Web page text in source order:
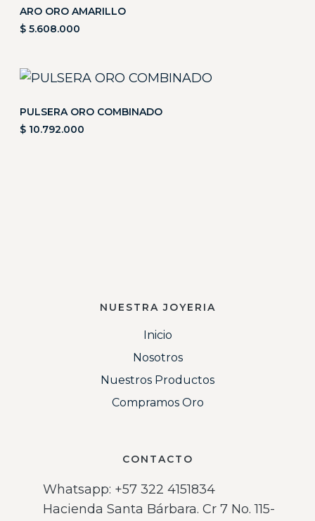
ARO ORO AMARILLO
$ 5.608.000
PULSERA ORO COMBINADO
$ 10.792.000
NUESTRA JOYERIA
Inicio
Nosotros
Nuestros Productos
Compramos Oro
CONTACTO
Whatsapp: ‪+57 322 4151834‬
Hacienda Santa Bárbara. Cr 7 No. 115-